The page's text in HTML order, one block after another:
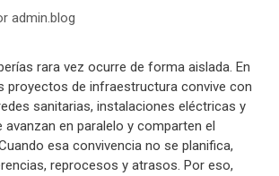
admin.blog
rara vez ocurre de forma aislada. En
proyectos de infraestructura convive con
sanitarias, instalaciones eléctricas y
avanzan en paralelo y comparten el
esa convivencia no se planifica,
reprocesos y atrasos. Por eso,